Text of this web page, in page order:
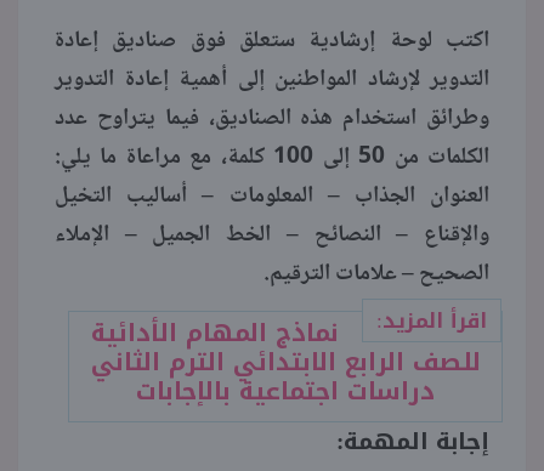
اكتب لوحة إرشادية ستعلق فوق صناديق إعادة
التدوير لإرشاد المواطنين إلى أهمية إعادة التدوير
وطرائق استخدام هذه الصناديق، فيما يتراوح عدد
الكلمات من 50 إلى 100 كلمة، مع مراعاة ما يلي:
العنوان الجذاب – المعلومات – أساليب التخيل
والإقناع – النصائح – الخط الجميل – الإملاء
الصحيح – علامات الترقيم.
اقرأ المزيد:
نماذج المهام الأدائية
للصف الرابع الابتدائي الترم الثاني
دراسات اجتماعية بالإجابات
إجابة المهمة: